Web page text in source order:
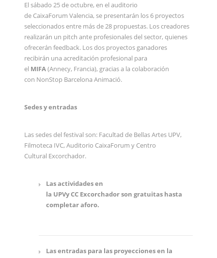
El sábado 25 de octubre, en el auditorio
de CaixaForum Valencia, se presentarán los 6 proyectos
seleccionados entre más de 28 propuestas. Los creadores
realizarán un pitch ante profesionales del sector, quienes
ofrecerán feedback. Los dos proyectos ganadores
recibirán una acreditación profesional para
el MIFA(Annecy, Francia), gracias a la colaboración
con NonStop Barcelona Animació.
Sedes y entradas
Las sedes del festival son: Facultad de Bellas Artes UPV,
Filmoteca IVC, Auditorio CaixaForum y Centro
Cultural Excorchador.
Las actividades en
la UPVy CC Excorchador son gratuitas hasta
completar aforo.
Las entradas para las proyecciones en la